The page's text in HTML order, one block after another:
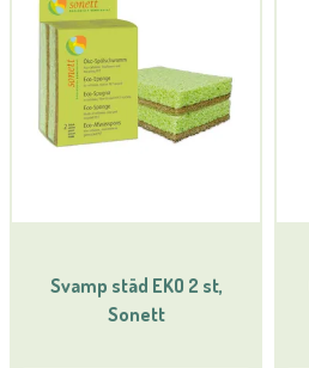
email
Mejladress
Ja, ni får publicera min fråga
Svamp städ EKO 2 st,
Sonett